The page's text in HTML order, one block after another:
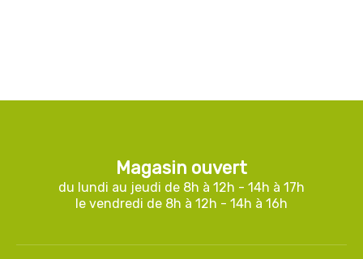
Magasin ouvert
du lundi au jeudi de 8h à 12h - 14h à 17h
le vendredi de 8h à 12h - 14h à 16h